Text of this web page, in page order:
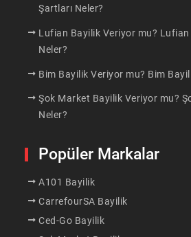
Şartları Neler?
Lufian Bayilik Veriyor mu? Lufian
Neler?
Bim Bayilik Veriyor mu? Bim
Şok Market Bayilik Veriyor mu?
Neler?
Popüler Markalar
A101 Bayilik
CarrefourSA Bayilik
Ced-Go Bayilik